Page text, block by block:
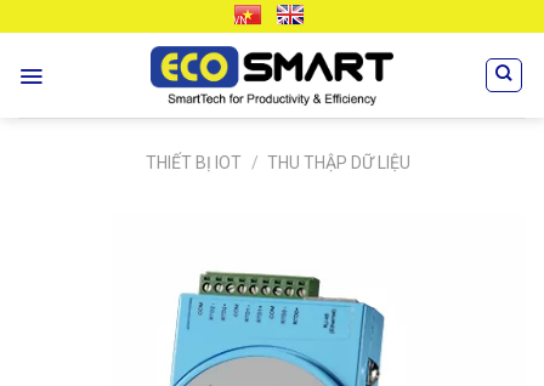
content
VN EN
THIẾT BỊ IOT / THU THẬP DỮ LIỆU